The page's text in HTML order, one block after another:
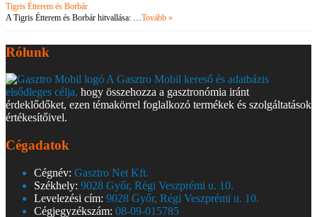
Tigris Étterem és Borbár
A Tigris Étterem és Borbár hitvallása: …Tovább »
Rólunk
A Gasztro Mobil kereső és adatbázis
elsődleges célja, hogy összehozza a gasztronómia iránt
érdeklődőket, ezen témakörrel foglalkozó termékek és szolgáltatások
értékesítőivel.
Cégadatok
Cégnév: Gasztro Net Kft.
Székhely: 9028 Győr, Régi Veszprémi u. 10.
Levelezési cím: 9028 Győr, Régi Veszprémi u. 10.
Cégjegyzékszám: 08-09-015785